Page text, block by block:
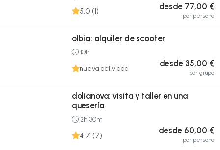
5.0 (1) desde 77,00 €
por persona
olbia: alquiler de scooter
10h
nueva actividad
desde 35,00 €
por grupo
dolianova: visita y taller en una
quesería
2h 30m
4.7 (7) desde 60,00 €
por persona